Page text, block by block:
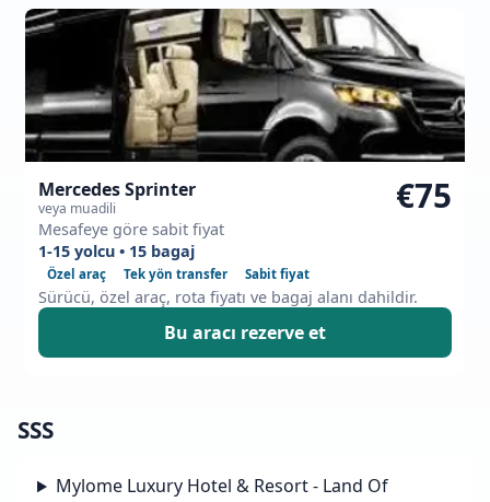
Mercedes Sprinter
veya muadili
Mesafeye göre sabit fiyat
€75
1-15 yolcu • 15 bagaj
Özel araç Tek yön transfer Sabit fiyat
Sürücü, özel araç, rota fiyatı ve bagaj alanı dahildir.
Bu aracı rezerve et
SSS
Mylome Luxury Hotel & Resort - Land Of